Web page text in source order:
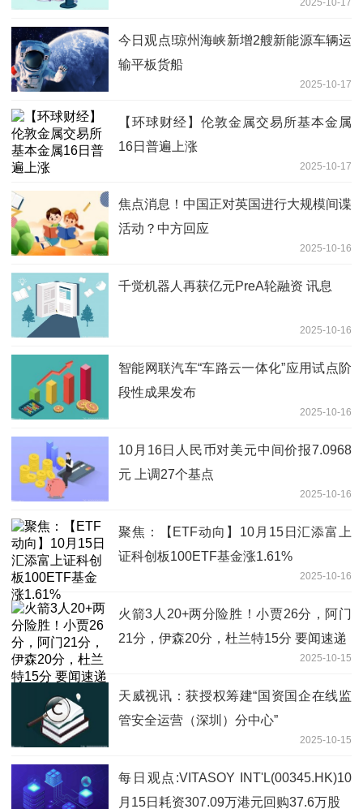
2025-10-17
今日观点!琼州海峡新增2艘新能源车辆运
输平板货船
2025-10-17
【环球财经】伦敦金属交易所基本金属
16日普遍上涨
2025-10-17
焦点消息！中国正对英国进行大规模间谍
活动？中方回应
2025-10-16
千觉机器人再获亿元PreA轮融资 讯息
2025-10-16
智能网联汽车“车路云一体化”应用试点阶
段性成果发布
2025-10-16
10月16日人民币对美元中间价报7.0968
元 上调27个基点
2025-10-16
聚焦：【ETF动向】10月15日汇添富上
证科创板100ETF基金涨1.61%
2025-10-16
火箭3人20+两分险胜！小贾26分，阿门
21分，伊森20分，杜兰特15分 要闻速递
2025-10-15
天威视讯：获授权筹建“国资国企在线监
管安全运营（深圳）分中心”
2025-10-15
每日观点:VITASOY INT'L(00345.HK)10
月15日耗资307.09万港元回购37.6万股